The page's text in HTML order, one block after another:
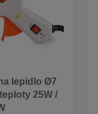
lepidlo Ø7
25W /